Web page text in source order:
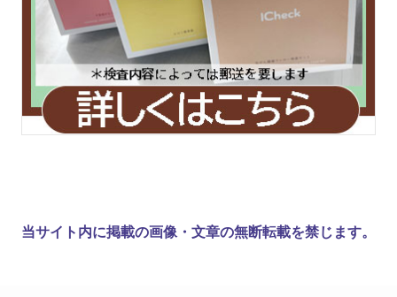
当サイト内に掲載の画像・文章の無断転載を禁じます。